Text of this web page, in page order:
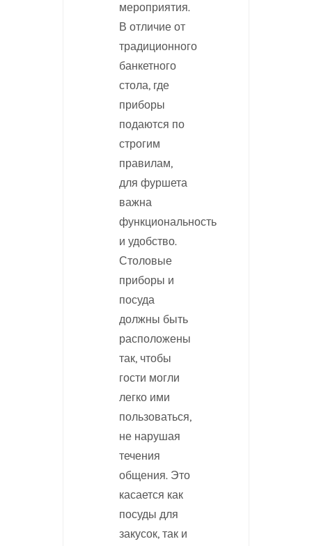
мероприятия.
В отличие от
традиционного
банкетного
стола, где
приборы
подаются по
строгим
правилам,
для фуршета
важна
функциональность
и удобство.
Столовые
приборы и
посуда
должны быть
расположены
так, чтобы
гости могли
легко ими
пользоваться,
не нарушая
течения
общения. Это
касается как
посуды для
закусок, так и